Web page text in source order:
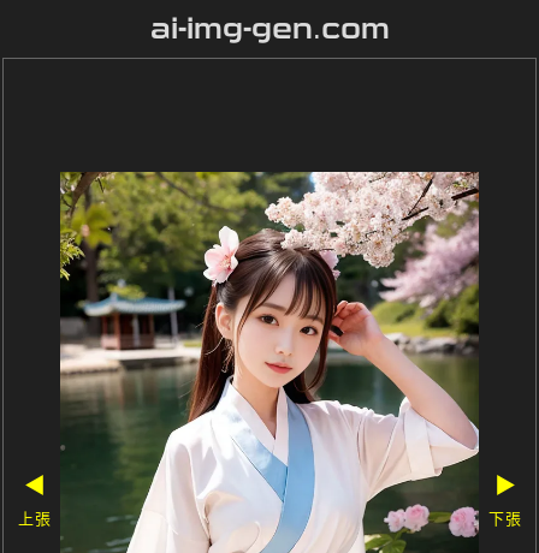
ai-img-gen.com
◀
上張
▶
下張